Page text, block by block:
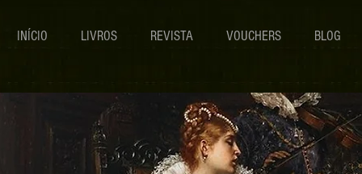
INÍCIO LIVROS REVISTA VOUCHERS BLOG